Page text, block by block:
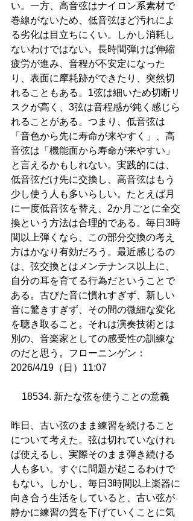
い。一方、高音弦はナイロン系素材で
巻線がないため、低音弦ほど汚れによ
る劣化は目立ちにくい。しかし消耗し
ないわけではない。長時間弾けば伸縮
疲労が進み、音程が不安定になった
り、表面に摩耗跡ができたり、突然切
れることもある。1弦は細いため切断リ
スクが高く、3弦は音程感が鈍く感じら
れることがある。つまり、低音弦は
「音色から先に寿命が来やすく」、高
音弦は「機能面から寿命が来やすい」
と言えるかもしれない。実践的には、
低音弦だけ先に交換し、高音弦はもう
少し使う人も多いらしい。たとえば月
に一度低音弦を替え、2か月ごとに全交
換という方法は合理的である。毎日3時
間以上弾くなら、この部分交換の考え
方はかなり有効だろう。最近感じるの
は、弦交換とはメンテナンス以上に、
自分の耳を育てる行為だということで
ある。古びた音に慣れすぎず、新しい
音に驚きすぎず、その間の微細な変化
を聴き取ること。それは演奏技術とは
別の、音楽家としての感受性の訓練な
のだと思う。フローニンゲン：
2026/4/19（日）11:07
18534. 新たな弦を使うことの意義
昨日、古い弦のまま練習を続けること
について考えた。弦は切れていなけれ
ば使えるし、実際そのまま弾き続ける
人も多い。すぐに問題が起こるわけで
もない。しかし、毎日3時間以上楽器に
向き合う生活をしていると、古い弦が
静かに練習の質を下げていくことに気